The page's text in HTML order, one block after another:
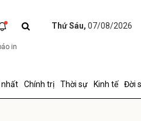
Thứ Sáu, 07/08/2026
in
nhất Chính trị Thời sự Kinh tế Đời